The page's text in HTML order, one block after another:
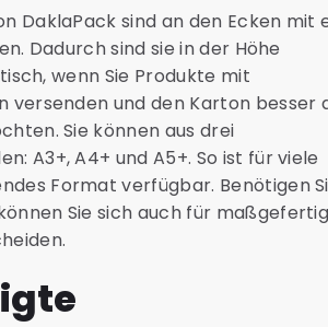
DaklaPack sind an den Ecken mit
Dadurch sind sie in der Höhe
wenn Sie Produkte mit
versenden und den Karton besser
Sie können aus drei
A3+, A4+ und A5+. So ist für viele
Format verfügbar. Benötigen
Sie sich auch für